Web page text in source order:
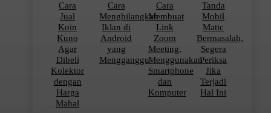
Cara
Jual
Koin
Kuno
Agar
Dibeli
Kolektor
dengan
Harga
Mahal
Cara
Menghilangkan
Iklan di
Android
yang
Mengganggu
Cara
Membuat
Link
Zoom
Meeting,
Menggunakan
Smartphone
dan
Komputer
Tanda
Mobil
Matic
Bermasalah,
Segera
Periksa
Jika
Terjadi
Hal Ini